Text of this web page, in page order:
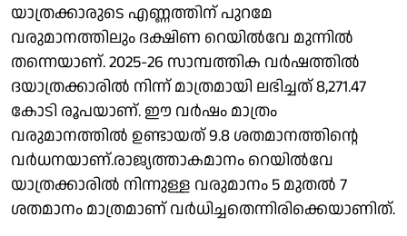
യാത്രക്കാരുടെ എണ്ണത്തിന് പുറമേ
വരുമാനത്തിലും ദക്ഷിണ റെയിൽവേ മുന്നിൽ
തന്നെയാണ്. 2025-26 സാമ്പത്തിക വർഷത്തിൽ
ദയാത്രക്കാരില്‍ നിന്ന് മാത്രമായി ലഭിച്ചത് 8,271.47
കോടി രൂപയാണ്. ഈ വർഷം മാത്രം
വരുമാനത്തിൽ ഉണ്ടായത് 9.8 ശതമാനത്തിൻ്റെ
വർധനയാണ്.രാജ്യത്താകമാനം റെയിൽവേ
യാത്രക്കാരിൽ നിന്നുള്ള വരുമാനം 5 മുതൽ 7
ശതമാനം മാത്രമാണ് വർധിച്ചതെന്നിരിക്കെയാണിത്.